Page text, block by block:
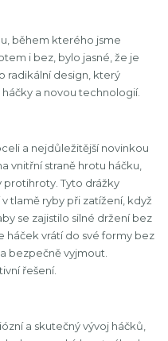
během kterého jsme
i bez, bylo jasné, že je
radikální design, který
a novou technologií.
a nejdůležitější novinkou
vnitřní straně hrotu háčku,
protihroty. Tyto drážky
tlamě ryby při zatížení, když
se zajistilo silné držení bez
háček vrátí do své formy bez
bezpečně vyjmout.
řešení.
a skutečný vývoj háčků,